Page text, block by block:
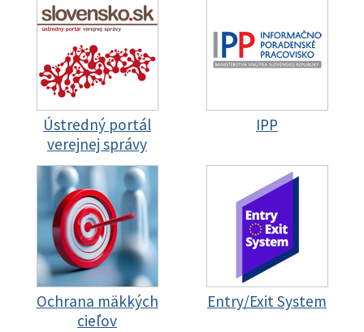
Ústredný portál
verejnej správy
IPP
Ochrana mäkkých
cieľov
Entry/Exit System